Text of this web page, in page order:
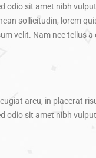
odio sit amet nibh
sollicitudin, lorem
velit. Nam nec tellus
arcu, in placerat
odio sit amet nibh